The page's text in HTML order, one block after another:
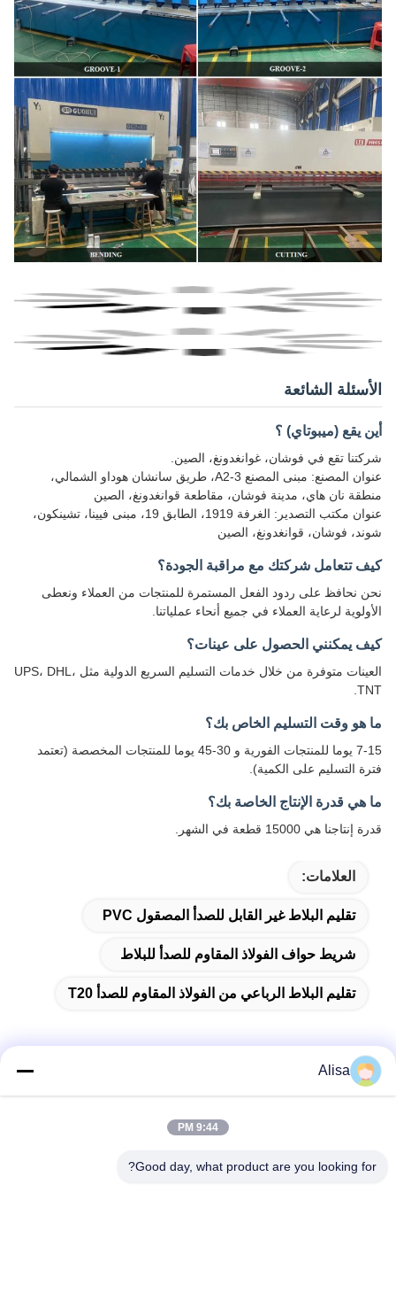
الأسئلة الشائعة
أين يقع (ميبوتاي) ؟
شركتنا تقع في فوشان، غوانغدونغ، الصين.
عنوان المصنع: مبنى المصنع A2-3، طريق سانشان هوداو الشمالي،
منطقة نان هاي، مدينة فوشان، مقاطعة قوانغدونغ، الصين
عنوان مكتب التصدير: الغرفة 1919، الطابق 19، مبنى فيينا، تشينكون،
شوند، فوشان، قوانغدونغ، الصين
كيف تتعامل شركتك مع مراقبة الجودة؟
نحن نحافظ على ردود الفعل المستمرة للمنتجات من العملاء ونعطى
الأولوية لرعاية العملاء في جميع أنحاء عملياتنا.
كيف يمكنني الحصول على عينات؟
العينات متوفرة من خلال خدمات التسليم السريع الدولية مثل UPS، DHL،
TNT.
ما هو وقت التسليم الخاص بك؟
7-15 يوما للمنتجات الفورية و 30-45 يوما للمنتجات المخصصة (تعتمد
فترة التسليم على الكمية).
ما هي قدرة الإنتاج الخاصة بك؟
قدرة إنتاجنا هي 15000 قطعة في الشهر.
العلامات:
تقليم البلاط غير القابل للصدأ المصقول PVC
شريط حواف الفولاذ المقاوم للصدأ للبلاط
تقليم البلاط الرباعي من الفولاذ المقاوم للصدأ T20
عنوان مكتب التصدير: Room 1919، Floor 19، Veinna building،
Alisa
9:44 PM
Good day, what product are you looking for?